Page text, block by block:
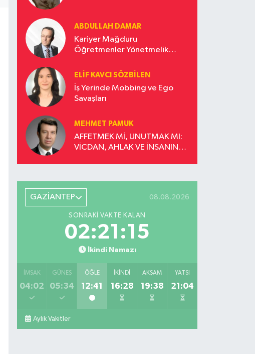
ABDULLAH DAMAR
Kariyer Mağduru
Öğretmenler Yönetmelik
ELIF KAVCI SÖZBILEN
İş Yerinde Mobbing ve Ego
Savaşları
MEHMET PAMUK
AFFETMEK Mİ, UNUTMAK MI:
VİCDAN, AHLAK VE İNSANIN
GAZİANTEP 08.08.2026
SONRAKI VAKTE KALAN
02:21:15
İkindi Namazı
İMSAK
04:02
GÜNEŞ
05:34
ÖĞLE
12:41
İKINDI
16:28
AKŞAM
19:38
YATSI
21:04
Aylık Vakitler